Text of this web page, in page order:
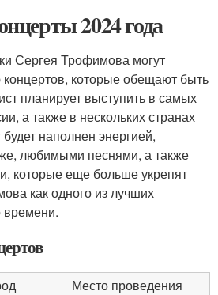
2024 года
Сергея Трофимова могут
которые обещают быть
планирует выступить в самых
а также в нескольких странах
наполнен энергией,
любимыми песнями, а также
которые еще больше укрепят
как одного из лучших
времени.
Место проведения